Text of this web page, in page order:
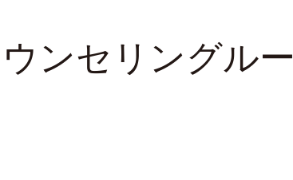
ンセリングル